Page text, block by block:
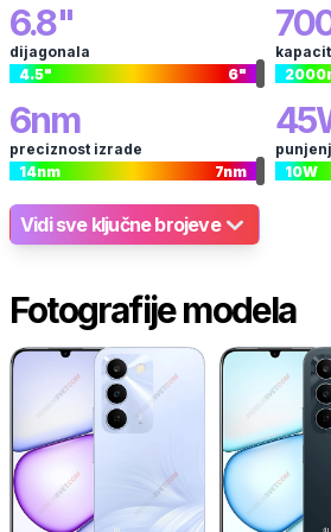
6.8"
dijagonala
4.5" 6"
2000
6nm
preciznost izrade
14nm 7nm
45
10W
Vidi sve ključne brojeve
Fotografije modela